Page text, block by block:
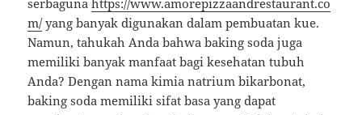
serbagunahttps://www.amorepizzaandrestaurant.co
m/yang banyak digunakan dalam pembuatan kue.
Namun, tahukah Anda bahwa baking soda juga
memiliki banyak manfaat bagi kesehatan tubuh
Anda? Dengan nama kimia natrium bikarbonat,
baking soda memiliki sifat basa yang dapat